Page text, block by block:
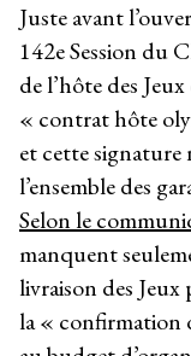
Juste avant
142eSession du
de l’hôte des
« contrat hôte
et cette
l’ensemble des
Selon le
manquent
livraison des
la « confirmation